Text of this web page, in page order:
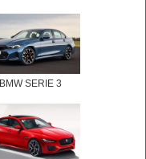
BMW SERIE 3